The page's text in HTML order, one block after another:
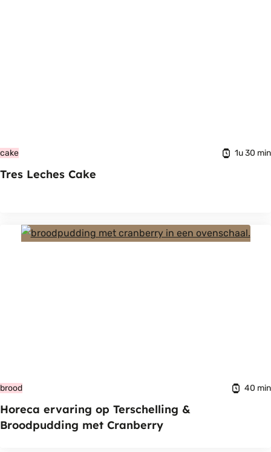
cake 1u 30 min
Tres Leches Cake
brood 40 min
Horeca ervaring op Terschelling &
Broodpudding met Cranberry